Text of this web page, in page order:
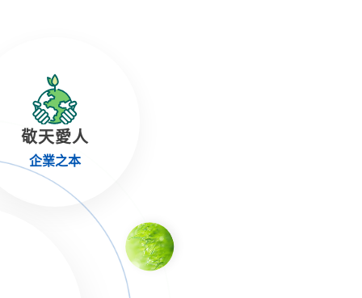
敬天愛人
企業之本